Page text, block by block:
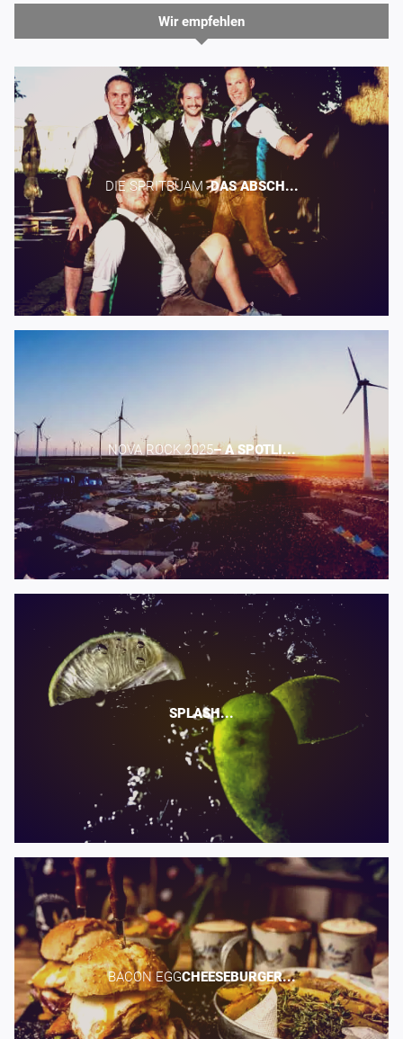
Wir empfehlen
DIE SPRITBUAM -​DAS ABSCH...
NOVA ROCK 2025​– A SPOTLI...
SPLASH...
BACON EGG​CHEESEBURGER...